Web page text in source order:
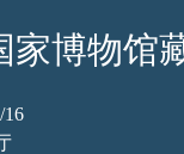
博物馆
16